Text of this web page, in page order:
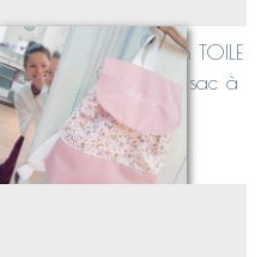
Petit LOUIS Bi-colore en TOILE
SOUPLE et ETANCHE, sac à
dos maternelle surmesure et
personnalisé
À partir de